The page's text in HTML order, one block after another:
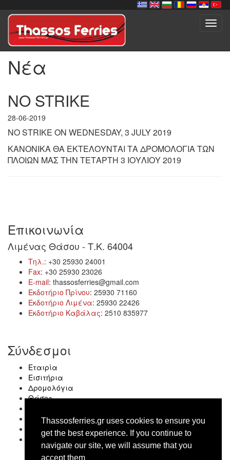
Thassosferries.gr uses cookies to ensure you
get the best experience. Ιf you continue to
navigate our site, we will assume that you
accept them
Νέα
NO STRIKE
28-06-2019
NO STRIKE ON WEDNESDAY, 3 JULY 2019
ΚΑΝΟΝΙΚΑ ΘΑ ΕΚΤΕΛΟΥΝΤΑΙ ΤΑ ΔΡΟΜΟΛΟΓΙΑ ΤΩΝ
ΠΛΟΙΩΝ ΜΑΣ ΤΗΝ ΤΕΤΑΡΤΗ 3 ΙΟΥΛΙΟΥ 2019
Επικοινωνία
Λιμένας Θάσου - Τ.Κ. 64004
Τηλ.: +30 25930 24001
Fax: +30 25930 23026
E-mail: thassosferries@gmail.com
Εκδοτήριο Πρίνου: 25930 71160
Εκδοτήριο Λιμένα: 25930 22426
Εκδοτήριο Καβάλας: 2510 835977
Σύνδεσμοι
Εταιρία
Εισιτήρια
Δρομολόγια
Θάσος
Επικοινωνία
Ship traffic
Έγγραφο Συμμόρφωσης